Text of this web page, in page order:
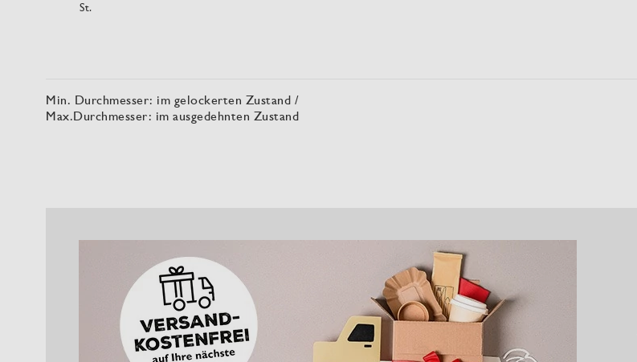
St.
Min. Durchmesser: im gelockerten Zustand /
Max.Durchmesser: im ausgedehnten Zustand